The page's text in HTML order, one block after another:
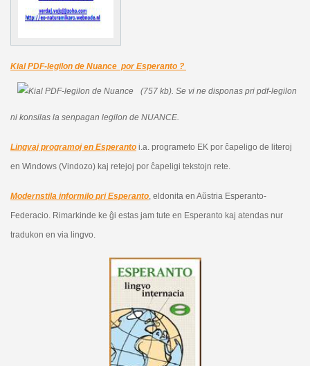
Kial PDF-legilon de Nuance por Esperanto ?
(757 kb). Se vi ne disponas pri pdf-legilon
ni konsilas la senpagan legilon de NUANCE.
Lingvaj programoj en Esperantoi.a. programeto EK por ĉapeligo de literoj
en Windows (Vindozo) kaj retejoj por ĉapeligi tekstojn rete.
Modernstila informilo pri Esperanto, eldonita en Aŭstria Esperanto-
Federacio. Rimarkinde ke ĝi estas jam tute en Esperanto kaj atendas nur
tradukon en via lingvo.